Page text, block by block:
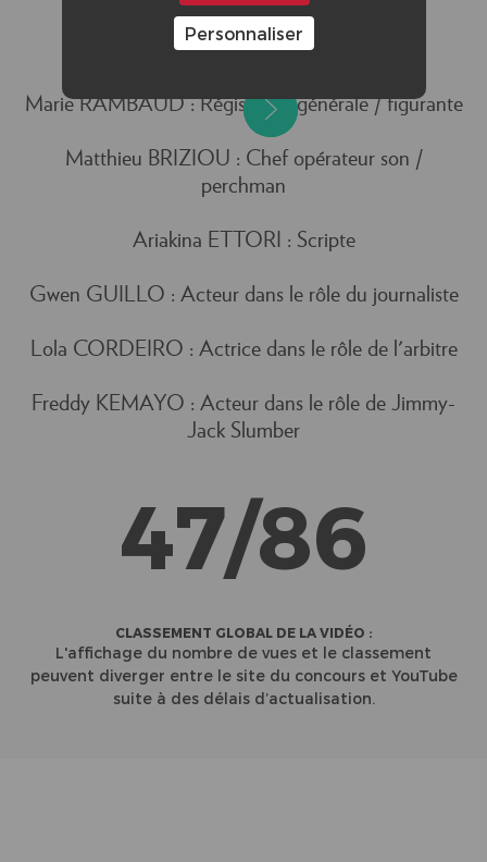
Clément LEMAIRE : Chef décorateur /
accessoiriste / monteur
Marie RAMBAUD : Régisseuse générale / figurante
Matthieu BRIZIOU : Chef opérateur son /
perchman
Ariakina ETTORI : Scripte
Gwen GUILLO : Acteur dans le rôle du journaliste
Lola CORDEIRO : Actrice dans le rôle de l'arbitre
Freddy KEMAYO : Acteur dans le rôle de Jimmy-
Jack Slumber
47/86
CLASSEMENT GLOBAL DE LA VIDÉO :
L'affichage du nombre de vues et le classement
peuvent diverger entre le site du concours et YouTube
suite à des délais d’actualisation.
Personnaliser